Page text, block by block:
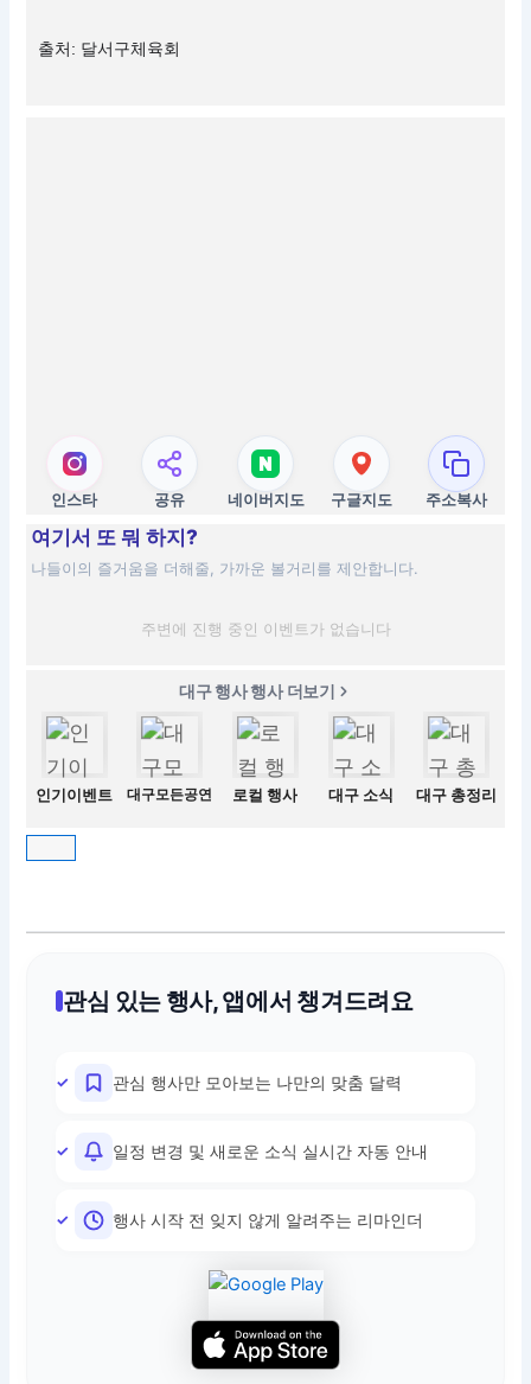
출처: 달서구체육회
인스타 공유 네이버지도 구글지도 주소복사
여기서 또 뭐 하지?
나들이의 즐거움을 더해줄, 가까운 볼거리를 제안합니다.
주변에 진행 중인 이벤트가 없습니다
대구 행사 행사 더보기
인기이벤트 대구모든공연 로컬 행사 대구 소식 대구 총정리
관심 있는 행사, 앱에서 챙겨드려요
관심 행사만 모아보는 나만의 맞춤 달력
일정 변경 및 새로운 소식 실시간 자동 안내
행사 시작 전 잊지 않게 알려주는 리마인더